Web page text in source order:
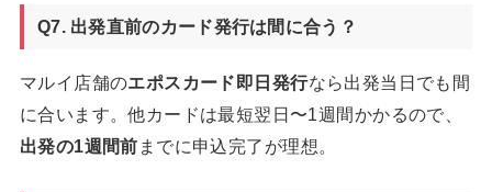
Q7. 出発直前のカード発行は間に合う？
マルイ店舗のエポスカード即日発行なら出発当日でも間
に合います。他カードは最短翌日〜1週間かかるので、
出発の1週間前 までに申込完了が理想。